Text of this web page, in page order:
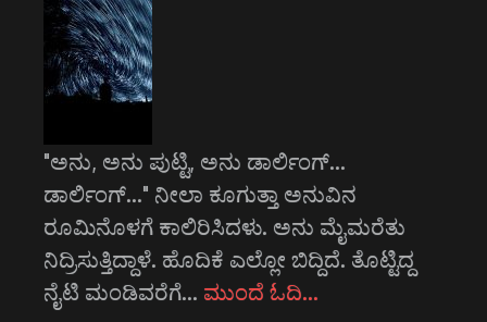
"ಅನು, ಅನು ಪುಟ್ಟಿ, ಅನು ಡಾರ್ಲಿಂಗ್...
ಡಾರ್ಲಿಂಗ್..." ನೀಲಾ ಕೂಗುತ್ತಾ ಅನುವಿನ
ರೂಮಿನೊಳಗೆ ಕಾಲಿರಿಸಿದಳು. ಅನು ಮೈಮರೆತು
ನಿದ್ರಿಸುತ್ತಿದ್ದಾಳೆ. ಹೊದಿಕೆ ಎಲ್ಲೋ ಬಿದ್ದಿದೆ. ತೊಟ್ಟಿದ್ದ
ನೈಟಿ ಮಂಡಿವರೆಗೆ… ಮುಂದೆ ಓದಿ…